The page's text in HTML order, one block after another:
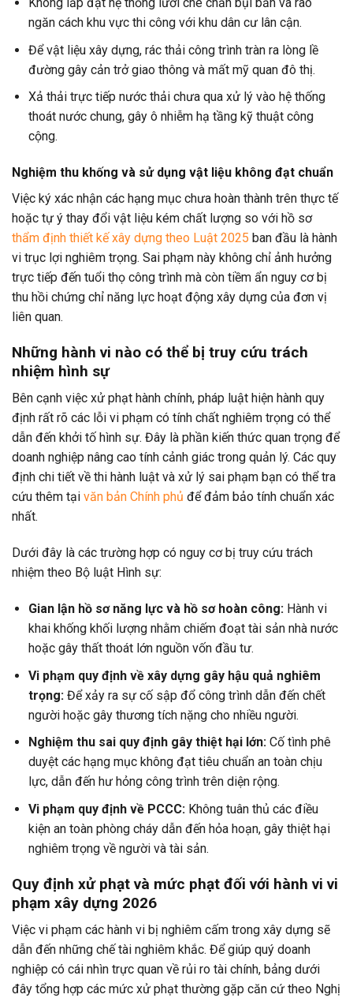
ngăn cách khu vực thi công với khu dân cư lân cận.
Để vật liệu xây dựng, rác thải công trình tràn ra lòng lề
đường gây cản trở giao thông và mất mỹ quan đô thị.
Xả thải trực tiếp nước thải chưa qua xử lý vào hệ thống
thoát nước chung, gây ô nhiễm hạ tầng kỹ thuật công
cộng.
Nghiệm thu khống và sử dụng vật liệu không đạt chuẩn
Việc ký xác nhận các hạng mục chưa hoàn thành trên thực tế
hoặc tự ý thay đổi vật liệu kém chất lượng so với hồ sơ
thẩm định thiết kế xây dựng theo Luật 2025 ban đầu là hành
vi trục lợi nghiêm trọng. Sai phạm này không chỉ ảnh hưởng
trực tiếp đến tuổi thọ công trình mà còn tiềm ẩn nguy cơ bị
thu hồi chứng chỉ năng lực hoạt động xây dựng của đơn vị
liên quan.
Những hành vi nào có thể bị truy cứu trách
nhiệm hình sự
Bên cạnh việc xử phạt hành chính, pháp luật hiện hành quy
định rất rõ các lỗi vi phạm có tính chất nghiêm trọng có thể
dẫn đến khởi tố hình sự. Đây là phần kiến thức quan trọng để
doanh nghiệp nâng cao tính cảnh giác trong quản lý. Các quy
định chi tiết về thi hành luật và xử lý sai phạm bạn có thể tra
cứu thêm tại văn bản Chính phủ để đảm bảo tính chuẩn xác
nhất.
Dưới đây là các trường hợp có nguy cơ bị truy cứu trách
nhiệm theo Bộ luật Hình sự:
Gian lận hồ sơ năng lực và hồ sơ hoàn công:Hành vi
khai khống khối lượng nhằm chiếm đoạt tài sản nhà nước
hoặc gây thất thoát lớn nguồn vốn đầu tư.
Vi phạm quy định về xây dựng gây hậu quả nghiêm
trọng:Để xảy ra sự cố sập đổ công trình dẫn đến chết
người hoặc gây thương tích nặng cho nhiều người.
Nghiệm thu sai quy định gây thiệt hại lớn:Cố tình phê
duyệt các hạng mục không đạt tiêu chuẩn an toàn chịu
lực, dẫn đến hư hỏng công trình trên diện rộng.
Vi phạm quy định về PCCC:Không tuân thủ các điều
kiện an toàn phòng cháy dẫn đến hỏa hoạn, gây thiệt hại
nghiêm trọng về người và tài sản.
Quy định xử phạt và mức phạt đối với hành vi vi
phạm xây dựng 2026
Việc vi phạm các hành vi bị nghiêm cấm trong xây dựng sẽ
dẫn đến những chế tài nghiêm khắc. Để giúp quý doanh
nghiệp có cái nhìn trực quan về rủi ro tài chính, bảng dưới
đây tổng hợp các mức xử phạt thường gặp căn cứ theo Nghị